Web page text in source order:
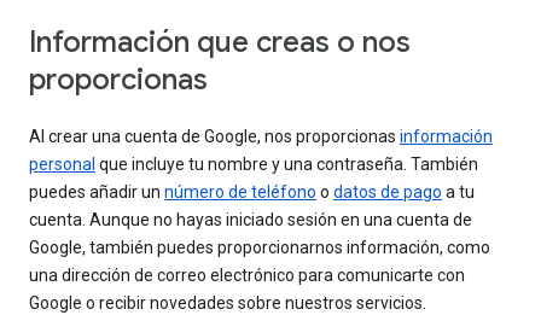
Información que creas o nos
proporcionas
Al crear una cuenta de Google, nos proporcionas información
personal que incluye tu nombre y una contraseña. También
puedes añadir un número de teléfono o datos de pago a tu
cuenta. Aunque no hayas iniciado sesión en una cuenta de
Google, también puedes proporcionarnos información, como
una dirección de correo electrónico para comunicarte con
Google o recibir novedades sobre nuestros servicios.